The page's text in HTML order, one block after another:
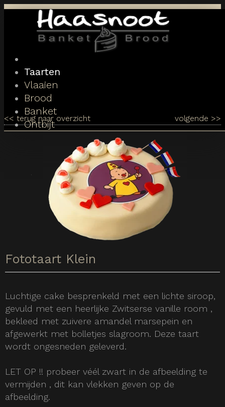
Toggle
navigation
Taarten
Vlaaien
Brood
Banket
Ontbijt
<< terug naar overzicht volgende >>
Fototaart Klein
Luchtige cake besprenkeld met een lichte siroop,
gevuld met een heerlijke Zwitserse vanille room ,
bekleed met zuivere amandel marsepein en
afgewerkt met bolletjes slagroom. Deze taart
wordt ongesneden geleverd.
LET OP !! probeer véél zwart in de afbeelding te
vermijden , dit kan vlekken geven op de
afbeelding.